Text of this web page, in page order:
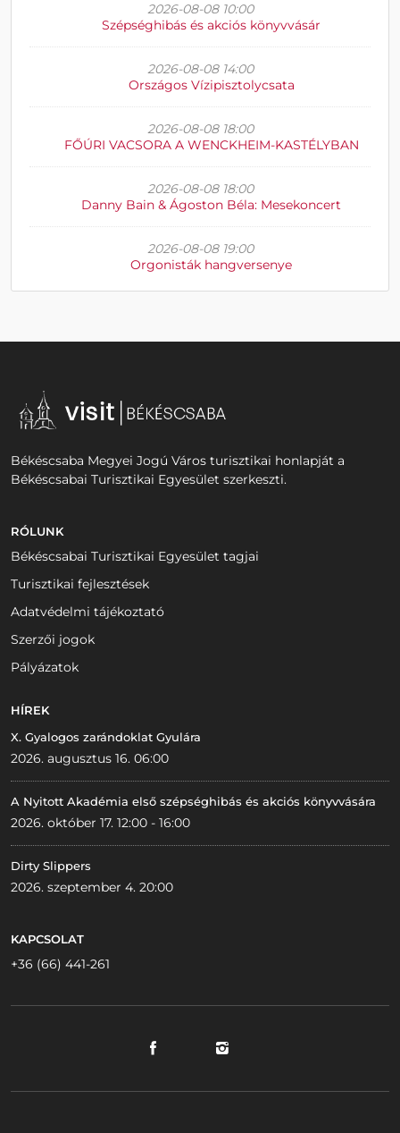
2026-08-08 10:00
Szépséghibás és akciós könyvvásár
2026-08-08 14:00
Országos Vízipisztolycsata
2026-08-08 18:00
FŐÚRI VACSORA A WENCKHEIM-KASTÉLYBAN
2026-08-08 18:00
Danny Bain & Ágoston Béla: Mesekoncert
2026-08-08 19:00
Orgonisták hangversenye
Békéscsaba Megyei Jogú Város turisztikai honlapját a
Békéscsabai Turisztikai Egyesület szerkeszti.
RÓLUNK
Békéscsabai Turisztikai Egyesület tagjai
Turisztikai fejlesztések
Adatvédelmi tájékoztató
Szerzői jogok
Pályázatok
HÍREK
X. Gyalogos zarándoklat Gyulára
2026. augusztus 16. 06:00
A Nyitott Akadémia első szépséghibás és akciós könyvvására
2026. október 17. 12:00 - 16:00
Dirty Slippers
2026. szeptember 4. 20:00
KAPCSOLAT
+36 (66) 441-261